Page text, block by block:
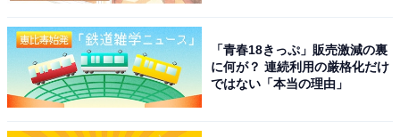
「青春18きっぷ」販売激減の裏
に何が？ 連続利用の厳格化だけ
ではない「本当の理由」